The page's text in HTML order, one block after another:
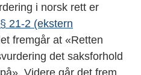
i norsk rett er
21-2 (ekstern
fremgår at «Retten
det saksforhold
Videre går det frem